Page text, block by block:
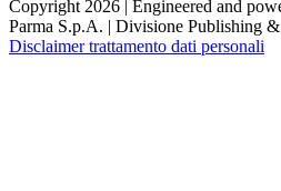
Copyright 2026 | Engineered and
Parma S.p.A. | Divisione Publishing
Disclaimer trattamento dati personali